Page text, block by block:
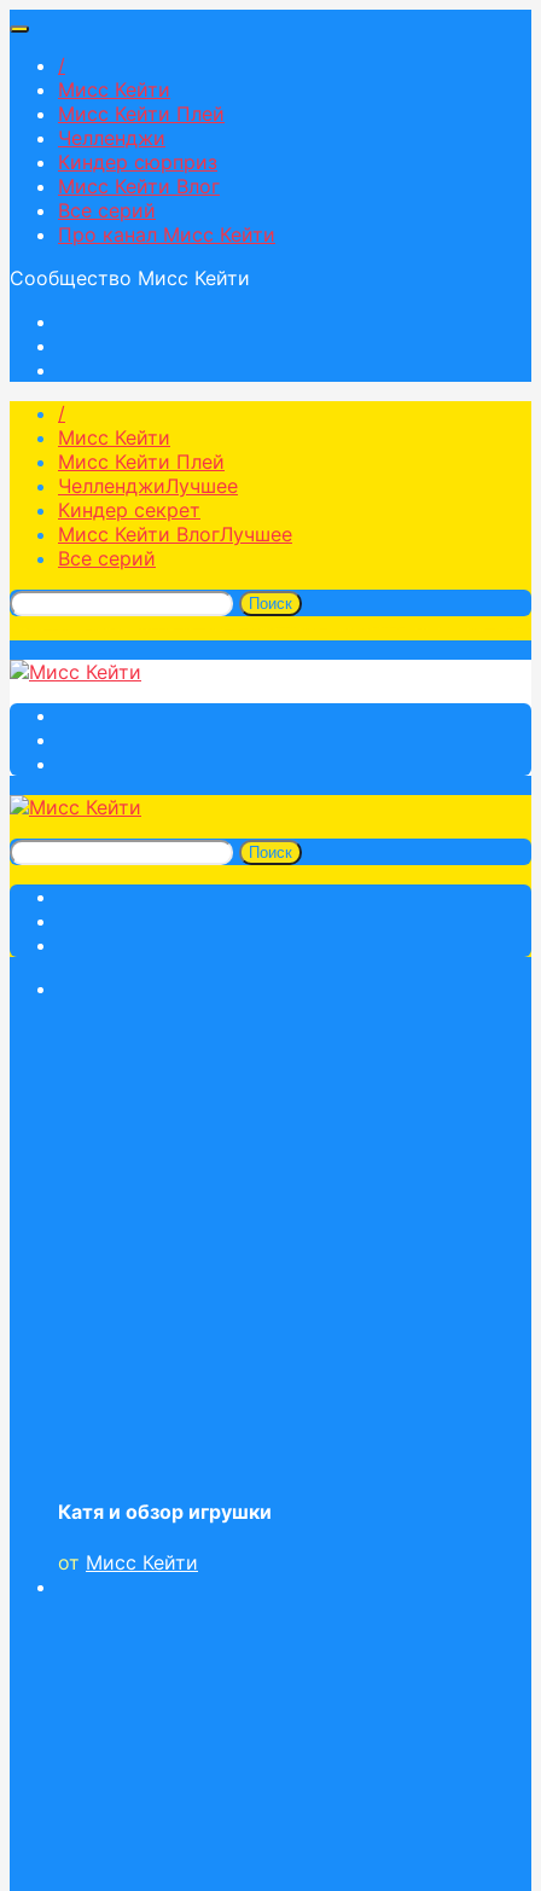
/
Мисс Кейти
Мисс Кейти Плей
Челленджи
Киндер сюрприз
Мисс Кейти Влог
Все серий
Про канал Мисс Кейти
Сообщество Мисс Кейти
/
Мисс Кейти
Мисс Кейти Плей
ЧелленджиЛучшее
Киндер секрет
Мисс Кейти ВлогЛучшее
Все серий
Поиск
Поиск
Катя и обзор игрушки
от Мисс Кейти